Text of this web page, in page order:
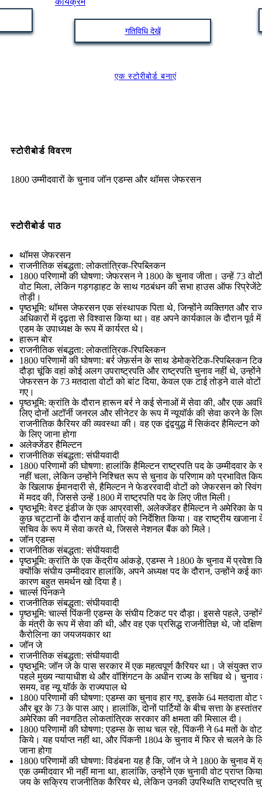
गतिविधि देखें
एक स्टोरीबोर्ड बनाएं
स्टोरीबोर्ड विवरण
1800 उम्मीदवारों के चुनाव जॉन एडम्स और थॉमस जेफरसन
स्टोरीबोर्ड पाठ
थॉमस जेफरसन
राजनीतिक संबद्धता: लोकतांत्रिक-रिपब्लिकन
1800 परिणामों की घोषणा: जेफरसन ने 1800 के चुनाव जीता। उन्हें 73
वोट मिला, लेकिन गड़गड़ाहट के साथ गठबंधन की सभा हाउस ऑफ
तोड़ी।
पृष्ठभूमि: थॉमस जेफरसन एक संस्थापक पिता थे, जिन्होंने व्यक्तिगत और
अधिकारों में दृढ़ता से विश्वास किया था। वह अपने कार्यकाल के दौरान पूर्व
एडम के उपाध्यक्ष के रूप में कार्यरत थे।
हारून बोर
राजनीतिक संबद्धता: लोकतांत्रिक-रिपब्लिकन
1800 परिणामों की घोषणा: बर्र जेफ़र्सन के साथ डेमोक्रेटिक-रिपब्लिकन
दौड़ा चूंकि वहां कोई अलग उपराष्ट्रपति और राष्ट्रपति चुनाव नहीं थे, उन्होंने
जेफरसन के 73 मतदाता वोटों को बांट दिया, केवल एक टाई तोड़ने वाले
गए।
पृष्ठभूमि: क्रांति के दौरान हारून बर्र ने कई सेनाओं में सेवा की, और एक
लिए दोनों अटॉर्नी जनरल और सीनेटर के रूप में न्यूयॉर्क की सेवा करने के
राजनीतिक कैरियर की व्यवस्था की। वह एक द्वंद्वयुद्ध में सिकंदर हैमिल्टन को
के लिए जाना होगा
अलेक्जेंडर हैमिल्टन
राजनीतिक संबद्धता: संघीयवादी
1800 परिणामों की घोषणा: हालांकि हैमिल्टन राष्ट्रपति पद के उम्मीदवार के
नहीं चला, लेकिन उन्होंने निश्चित रूप से चुनाव के परिणाम को प्रभावित
के खिलाफ ईमानदारी से, हैमिल्टन ने फेडररवादी वोटों को जेफरसन को
में मदद की, जिससे उन्हें 1800 में राष्ट्रपति पद के लिए जीत मिली।
पृष्ठभूमि: वेस्ट इंडीज के एक आप्रवासी, अलेक्जेंडर हैमिल्टन ने अमेरिका के
कुछ चट्टानों के दौरान कई वार्ताएं को निर्देशित किया। वह राष्ट्रीय
सचिव के रूप में सेवा करते थे, जिससे नेशनल बैंक को मिले।
जॉन एडम्स
राजनीतिक संबद्धता: संघीयवादी
पृष्ठभूमि: क्रांति के एक केंद्रीय आंकड़े, एडम्स ने 1800 के चुनाव में प्रवेश
क्योंकि संघीय उम्मीदवार हालांकि, अपने अध्यक्ष पद के दौरान, उन्होंने कई
कारण बहुत समर्थन खो दिया है।
चार्ल्स पिनकने
राजनीतिक संबद्धता: संघीयवादी
पृष्ठभूमि: चार्ल्स पिंकनी एडम्स के संघीय टिकट पर दौड़ा। इससे पहले,
के मंत्री के रूप में सेवा की थी, और वह एक प्रसिद्ध राजनीतिज्ञ थे, जो दक्षिण
कैरोलिना का जयजयकार था
जॉन जे
राजनीतिक संबद्धता: संघीयवादी
पृष्ठभूमि: जॉन जे के पास सरकार में एक महत्वपूर्ण कैरियर था। जे संयुक्त
पहले मुख्य न्यायाधीश थे और वॉशिंगटन के अधीन राज्य के सचिव थे।
समय, वह न्यू यॉर्क के राज्यपाल थे
1800 परिणामों की घोषणा: एडम्स का चुनाव हार गए, इसके 64 मतदाता
और बूर के 73 के पास आए। हालांकि, दोनों पार्टियों के बीच सत्ता के
अमेरिका की नवगठित लोकतांत्रिक सरकार की क्षमता की मिसाल दी।
1800 परिणामों की घोषणा: एडम्स के साथ चल रहे, पिंकनी ने 64 मतों के वोट
किये। यह पर्याप्त नहीं था, और पिंकनी 1804 के चुनाव में फिर से चलने के
जाना होगा
1800 परिणामों की घोषणा: विडंबना यह है कि, जॉन जे ने 1800 के चुनाव में
एक उम्मीदवार भी नहीं माना था, हालांकि, उन्होंने एक चुनावी वोट प्राप्त
जय के सक्रिय राजनीतिक कैरियर थे, लेकिन उनकी उपस्थिति राष्ट्रपति